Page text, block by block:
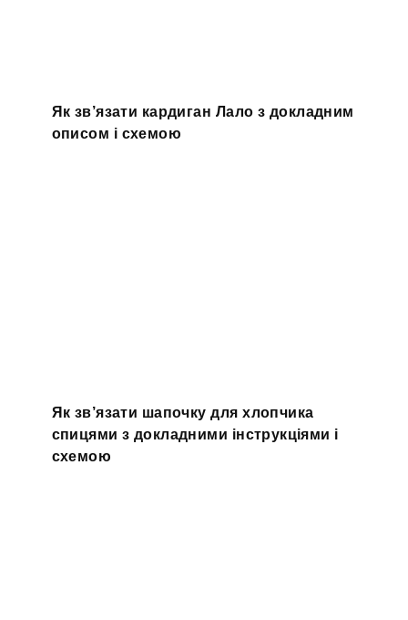
Як зв’язати кардиган Лало з докладним
описом і схемою
Як зв’язати шапочку для хлопчика
спицями з докладними інструкціями і
схемою